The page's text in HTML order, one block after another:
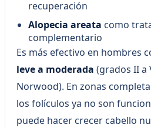
recuperación
Alopecia areata como
complementario
Es más efectivo en hombres
leve a moderada (grados II a
Norwood). En zonas
los folículos ya no son
puede hacer crecer cabello